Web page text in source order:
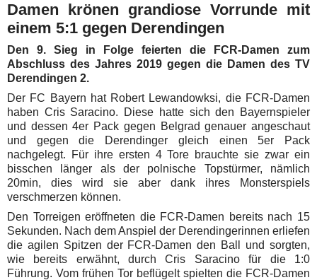
Damen krönen grandiose Vorrunde mit
einem 5:1 gegen Derendingen
Den 9. Sieg in Folge feierten die FCR-Damen zum
Abschluss des Jahres 2019 gegen die Damen des TV
Derendingen 2.
Der FC Bayern hat Robert Lewandowksi, die FCR-Damen
haben Cris Saracino. Diese hatte sich den Bayernspieler
und dessen 4er Pack gegen Belgrad genauer angeschaut
und gegen die Derendinger gleich einen 5er Pack
nachgelegt. Für ihre ersten 4 Tore brauchte sie zwar ein
bisschen länger als der polnische Topstürmer, nämlich
20min, dies wird sie aber dank ihres Monsterspiels
verschmerzen können.
Den Torreigen eröffneten die FCR-Damen bereits nach 15
Sekunden. Nach dem Anspiel der Derendingerinnen erliefen
die agilen Spitzen der FCR-Damen den Ball und sorgten,
wie bereits erwähnt, durch Cris Saracino für die 1:0
Führung. Vom frühen Tor beflügelt spielten die FCR-Damen